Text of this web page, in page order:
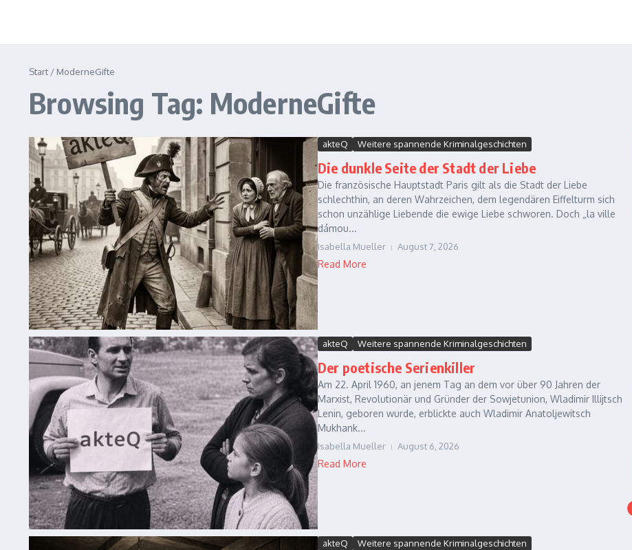
Start / ModerneGifte
Browsing Tag: ModerneGifte
akteQ Weitere spannende Kriminalgeschichten
Die dunkle Seite der Stadt der Liebe
Die französische Hauptstadt Paris gilt als die Stadt der Liebe
schlechthin, an deren Wahrzeichen, dem legendären Eiffelturm sich
schon unzählige Liebende die ewige Liebe schworen. Doch „la ville
dámou...
Isabella Mueller August 7, 2026
Read More
akteQ Weitere spannende Kriminalgeschichten
Der poetische Serienkiller
Am 22. April 1960, an jenem Tag an dem vor über 90 Jahren der
Marxist, Revolutionär und Gründer der Sowjetunion, Wladimir Illijtsch
Lenin, geboren wurde, erblickte auch Wladimir Anatoljewitsch
Mukhank...
Isabella Mueller August 6, 2026
Read More
akteQ Weitere spannende Kriminalgeschichten